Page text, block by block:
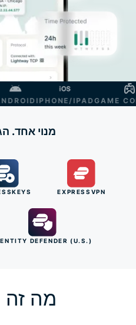
IPHONE/IPAD
ANDROID
מנוי אחד.
EXPRESSVPN
DEFENDER (U.S.)
מה זה VPN?